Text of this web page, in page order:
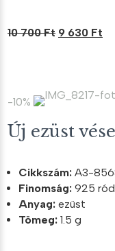
10 700Ft Original
700 Ft.
9 630 Ft
-10%
Új ezüst
Cikkszám: A3-
Finomság: 925
Anyag: ezüst
Tömeg: 1.5 g